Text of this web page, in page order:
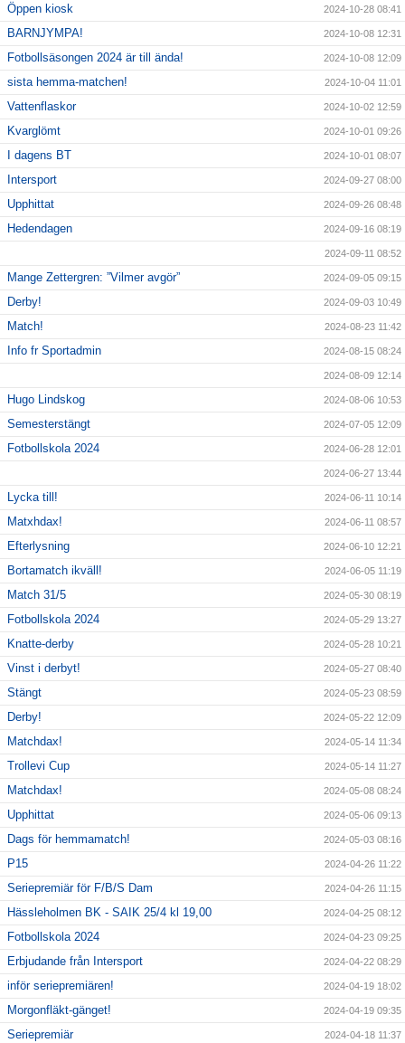
Öppen kiosk 2024-10-28 08:41
BARNJYMPA! 2024-10-08 12:31
Fotbollsäsongen 2024 är till ända! 2024-10-08 12:09
sista hemma-matchen! 2024-10-04 11:01
Vattenflaskor 2024-10-02 12:59
Kvarglömt 2024-10-01 09:26
I dagens BT 2024-10-01 08:07
Intersport 2024-09-27 08:00
Upphittat 2024-09-26 08:48
Hedendagen 2024-09-16 08:19
2024-09-11 08:52
Mange Zettergren: ”Vilmer avgör” 2024-09-05 09:15
Derby! 2024-09-03 10:49
Match! 2024-08-23 11:42
Info fr Sportadmin 2024-08-15 08:24
2024-08-09 12:14
Hugo Lindskog 2024-08-06 10:53
Semesterstängt 2024-07-05 12:09
Fotbollskola 2024 2024-06-28 12:01
2024-06-27 13:44
Lycka till! 2024-06-11 10:14
Matxhdax! 2024-06-11 08:57
Efterlysning 2024-06-10 12:21
Bortamatch ikväll! 2024-06-05 11:19
Match 31/5 2024-05-30 08:19
Fotbollskola 2024 2024-05-29 13:27
Knatte-derby 2024-05-28 10:21
Vinst i derbyt! 2024-05-27 08:40
Stängt 2024-05-23 08:59
Derby! 2024-05-22 12:09
Matchdax! 2024-05-14 11:34
Trollevi Cup 2024-05-14 11:27
Matchdax! 2024-05-08 08:24
Upphittat 2024-05-06 09:13
Dags för hemmamatch! 2024-05-03 08:16
P15 2024-04-26 11:22
Seriepremiär för F/B/S Dam 2024-04-26 11:15
Hässleholmen BK - SAIK 25/4 kl 19,00 2024-04-25 08:12
Fotbollskola 2024 2024-04-23 09:25
Erbjudande från Intersport 2024-04-22 08:29
inför seriepremiären! 2024-04-19 18:02
Morgonfläkt-gänget! 2024-04-19 09:35
Seriepremiär 2024-04-18 11:37